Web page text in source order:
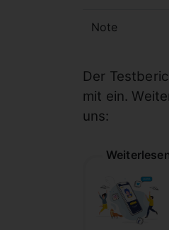
Note
Der
mit ein.
uns: